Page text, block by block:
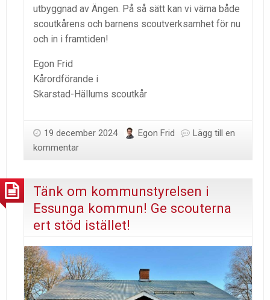
utbyggnad av Ängen. På så sätt kan vi värna både
scoutkårens och barnens scoutverksamhet för nu
och in i framtiden!
Egon Frid
Kårordförande i
Skarstad-Hällums scoutkår
19 december 2024 Egon Frid
Lägg till en
kommentar
Tänk om kommunstyrelsen i
Essunga kommun! Ge scouterna
ert stöd istället!